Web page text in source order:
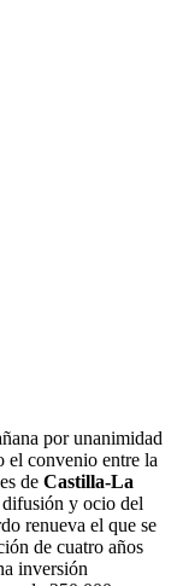
por unanimidad
el convenio entre la
de Castilla-La
y ocio del
renueva el que se
de cuatro años
inversión